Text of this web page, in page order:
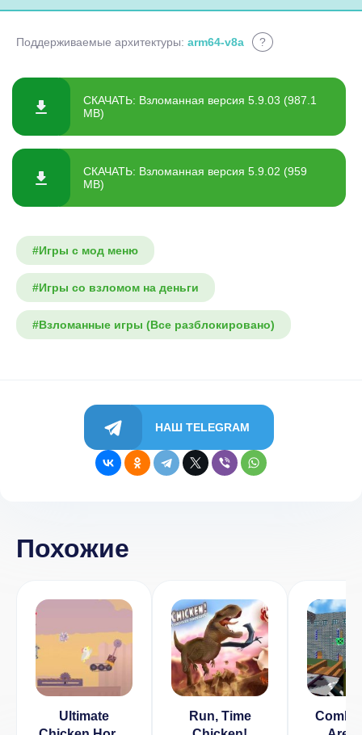
Поддерживаемые архитектуры: arm64-v8a ?
СКАЧАТЬ: Взломанная версия 5.9.03 (987.1
MB)
СКАЧАТЬ: Взломанная версия 5.9.02 (959
MB)
#Игры с мод меню
#Игры со взломом на деньги
#Взломанные игры (Все разблокировано)
НАШ TELEGRAM
Похожие
Ultimate
Run, Time